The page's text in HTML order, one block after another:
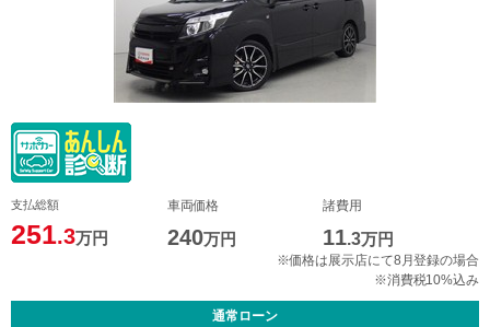
支払総額
251.3万円
車両価格
240万円
諸費用
11.3万円
※価格は展示店にて8月登録の場合
※消費税10%込み
通常ローン